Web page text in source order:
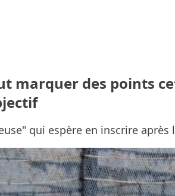
marquer des points
qui espère en inscrire après